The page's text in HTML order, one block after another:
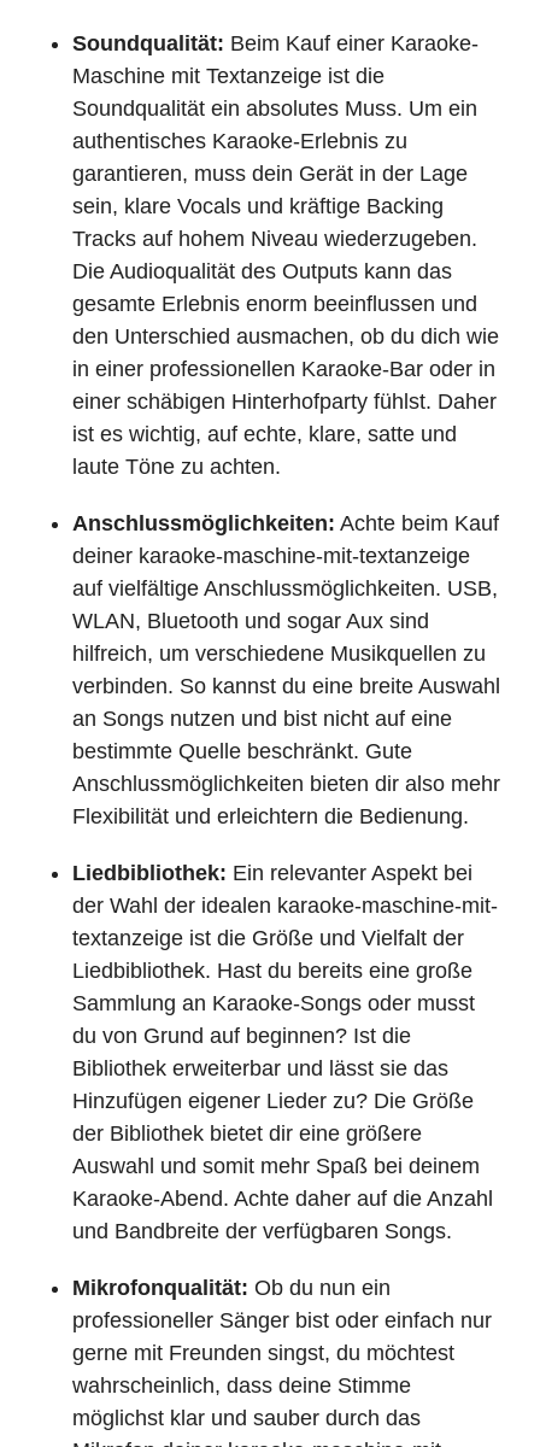
Soundqualität: Beim Kauf einer Karaoke-
Maschine mit Textanzeige ist die
Soundqualität ein absolutes Muss. Um ein
authentisches Karaoke-Erlebnis zu
garantieren, muss dein Gerät in der Lage
sein, klare Vocals und kräftige Backing
Tracks auf hohem Niveau wiederzugeben.
Die Audioqualität des Outputs kann das
gesamte Erlebnis enorm beeinflussen und
den Unterschied ausmachen, ob du dich wie
in einer professionellen Karaoke-Bar oder in
einer schäbigen Hinterhofparty fühlst. Daher
ist es wichtig, auf echte, klare, satte und
laute Töne zu achten.
Anschlussmöglichkeiten: Achte beim Kauf
deiner karaoke-maschine-mit-textanzeige
auf vielfältige Anschlussmöglichkeiten. USB,
WLAN, Bluetooth und sogar Aux sind
hilfreich, um verschiedene Musikquellen zu
verbinden. So kannst du eine breite Auswahl
an Songs nutzen und bist nicht auf eine
bestimmte Quelle beschränkt. Gute
Anschlussmöglichkeiten bieten dir also mehr
Flexibilität und erleichtern die Bedienung.
Liedbibliothek: Ein relevanter Aspekt bei
der Wahl der idealen karaoke-maschine-mit-
textanzeige ist die Größe und Vielfalt der
Liedbibliothek. Hast du bereits eine große
Sammlung an Karaoke-Songs oder musst
du von Grund auf beginnen? Ist die
Bibliothek erweiterbar und lässt sie das
Hinzufügen eigener Lieder zu? Die Größe
der Bibliothek bietet dir eine größere
Auswahl und somit mehr Spaß bei deinem
Karaoke-Abend. Achte daher auf die Anzahl
und Bandbreite der verfügbaren Songs.
Mikrofonqualität: Ob du nun ein
professioneller Sänger bist oder einfach nur
gerne mit Freunden singst, du möchtest
wahrscheinlich, dass deine Stimme
möglichst klar und sauber durch das